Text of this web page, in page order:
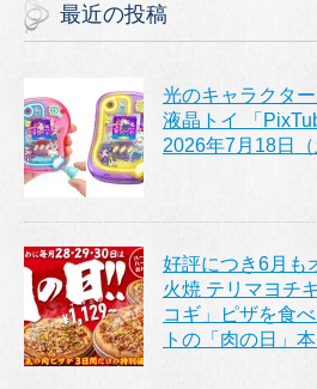
最近の投稿
光のキャラクタ
液晶トイ 「
2026年7月18日（
好評につき6月も
火焼 テリマヨチ
コギ」ピザを食
トの「肉の日」